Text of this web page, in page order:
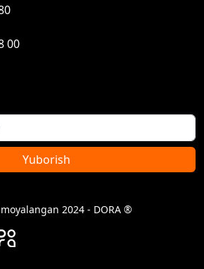
00
Yuborish
2024 - DORA ®